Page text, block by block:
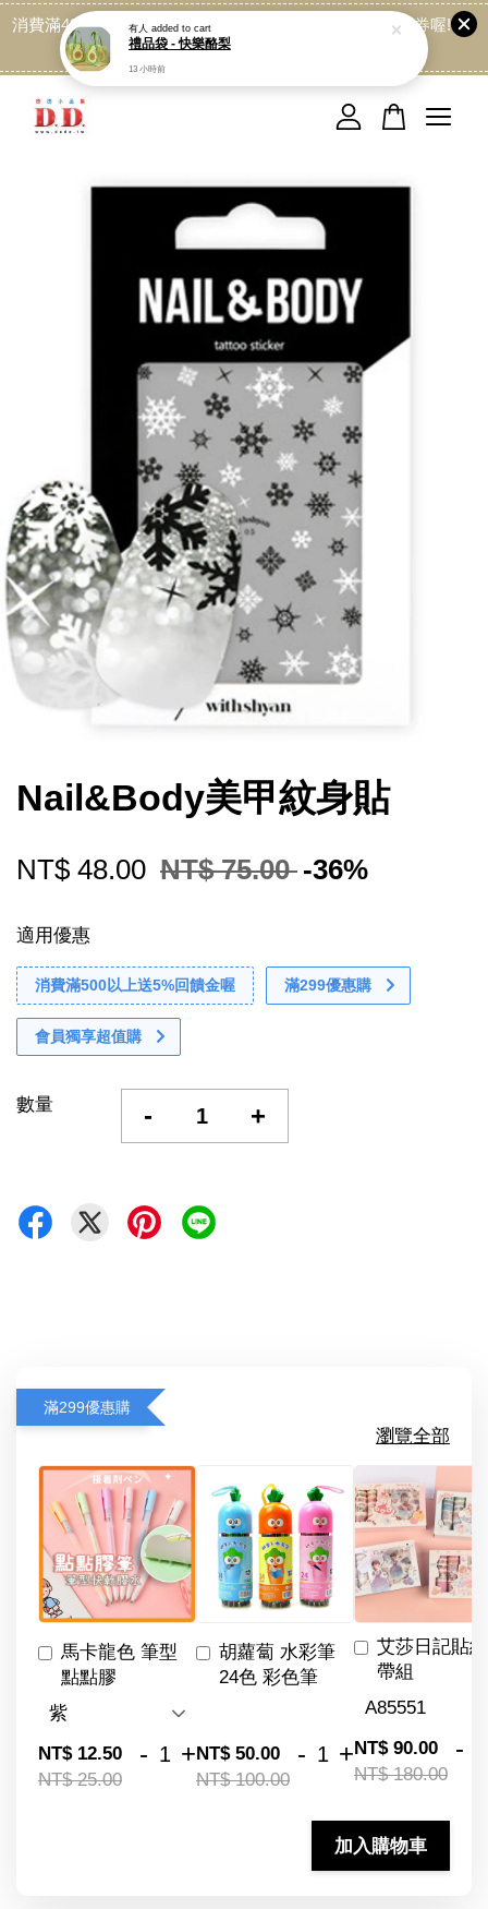
消費滿499免運喔, 記得加LINE:@dede168 領取專屬折扣券喔!
點我
Nail&Body美甲紋身貼
NT$ 48.00 NT$ 75.00 -36%
適用優惠
消費滿500以上送5%回饋金喔 滿299優惠購
會員獨享超值購
數量 - +
滿299優惠購
瀏覽全部
馬卡龍色 筆型
點點膠
NT$ 12.50
NT$ 25.00
- +
胡蘿蔔 水彩筆
24色 彩色筆
NT$ 50.00
NT$ 100.00
- +
艾莎日記貼
帶組
NT$ 90.00
NT$ 180.00
-
加入購物車
您的購物車目前還是空的。
有人 added to cart
禮品袋 - 快樂酪梨
13 小時前